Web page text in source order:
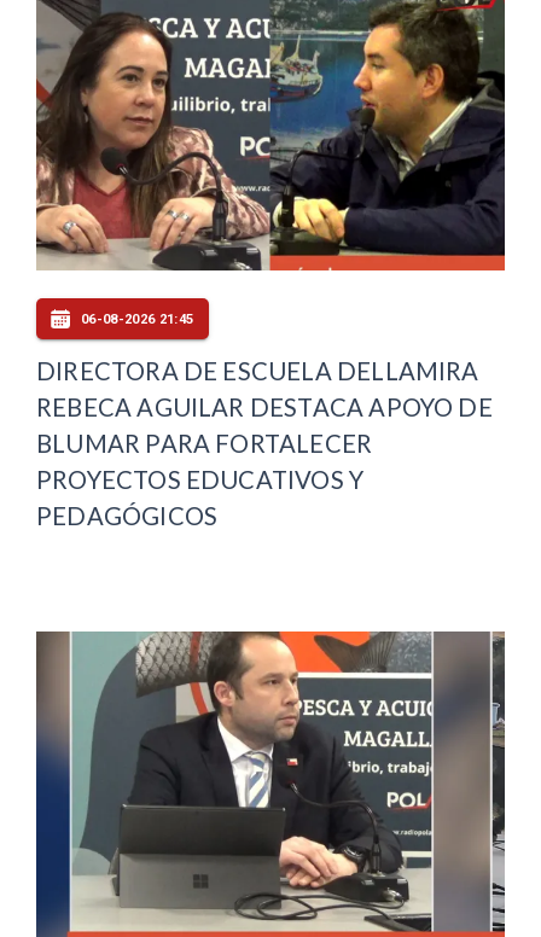
06-08-2026 21:45
DIRECTORA DE ESCUELA DELLAMIRA
REBECA AGUILAR DESTACA APOYO DE
BLUMAR PARA FORTALECER
PROYECTOS EDUCATIVOS Y
PEDAGÓGICOS